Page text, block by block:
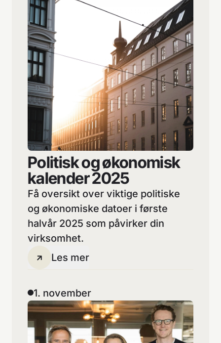
Politisk og økonomisk
kalender 2025
Få oversikt over viktige politiske
og økonomiske datoer i første
halvår 2025 som påvirker din
virksomhet.
Les mer
1. november